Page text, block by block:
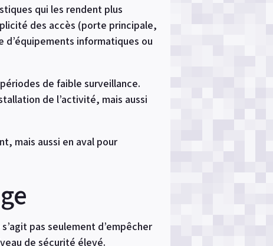
qui les rendent plus
des accès (porte principale,
d’équipements informatiques ou
de faible surveillance.
de l’activité, mais aussi
mais aussi en aval pour
pas seulement d’empêcher
de sécurité élevé.